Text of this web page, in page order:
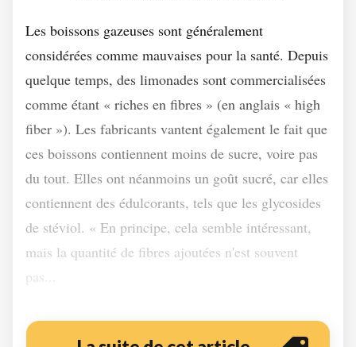
Les boissons gazeuses sont généralement
considérées comme mauvaises pour la santé. Depuis
quelque temps, des limonades sont commercialisées
comme étant « riches en fibres » (en anglais « high
fiber »). Les fabricants vantent également le fait que
ces boissons contiennent moins de sucre, voire pas
du tout. Elles ont néanmoins un goût sucré, car elles
contiennent des édulcorants, tels que les glycosides
de stéviol. « En principe, cela semble intéressant,
mais la quantité de fibres ajoutées n'est souvent
pas...